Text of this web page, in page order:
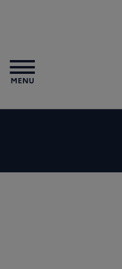
Menu